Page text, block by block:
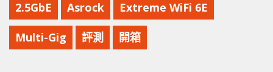
2.5GbE Asrock Extreme WiFi 6E
Multi-Gig 評測 開箱